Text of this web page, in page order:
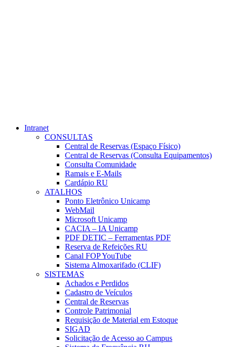
Intranet
CONSULTAS
Central de Reservas (Espaço Físico)
Central de Reservas (Consulta Equipamentos)
Consulta Comunidade
Ramais e E-Mails
Cardápio RU
ATALHOS
Ponto Eletrônico Unicamp
WebMail
Microsoft Unicamp
CACIA – IA Unicamp
PDF DETIC – Ferramentas PDF
Reserva de Refeições RU
Canal FOP YouTube
Sistema Almoxarifado (CLIF)
SISTEMAS
Achados e Perdidos
Cadastro de Veículos
Central de Reservas
Controle Patrimonial
Requisição de Material em Estoque
SIGAD
Solicitação de Acesso ao Campus